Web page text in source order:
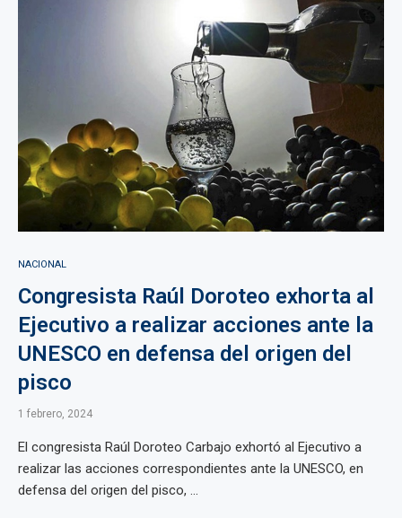
NACIONAL
Congresista Raúl Doroteo exhorta al
Ejecutivo a realizar acciones ante la
UNESCO en defensa del origen del
pisco
1 febrero, 2024
El congresista Raúl Doroteo Carbajo exhortó al Ejecutivo a
realizar las acciones correspondientes ante la UNESCO, en
defensa del origen del pisco, ...